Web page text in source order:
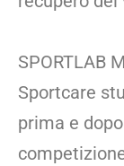
SPORTLAB
Sportcare
prima e